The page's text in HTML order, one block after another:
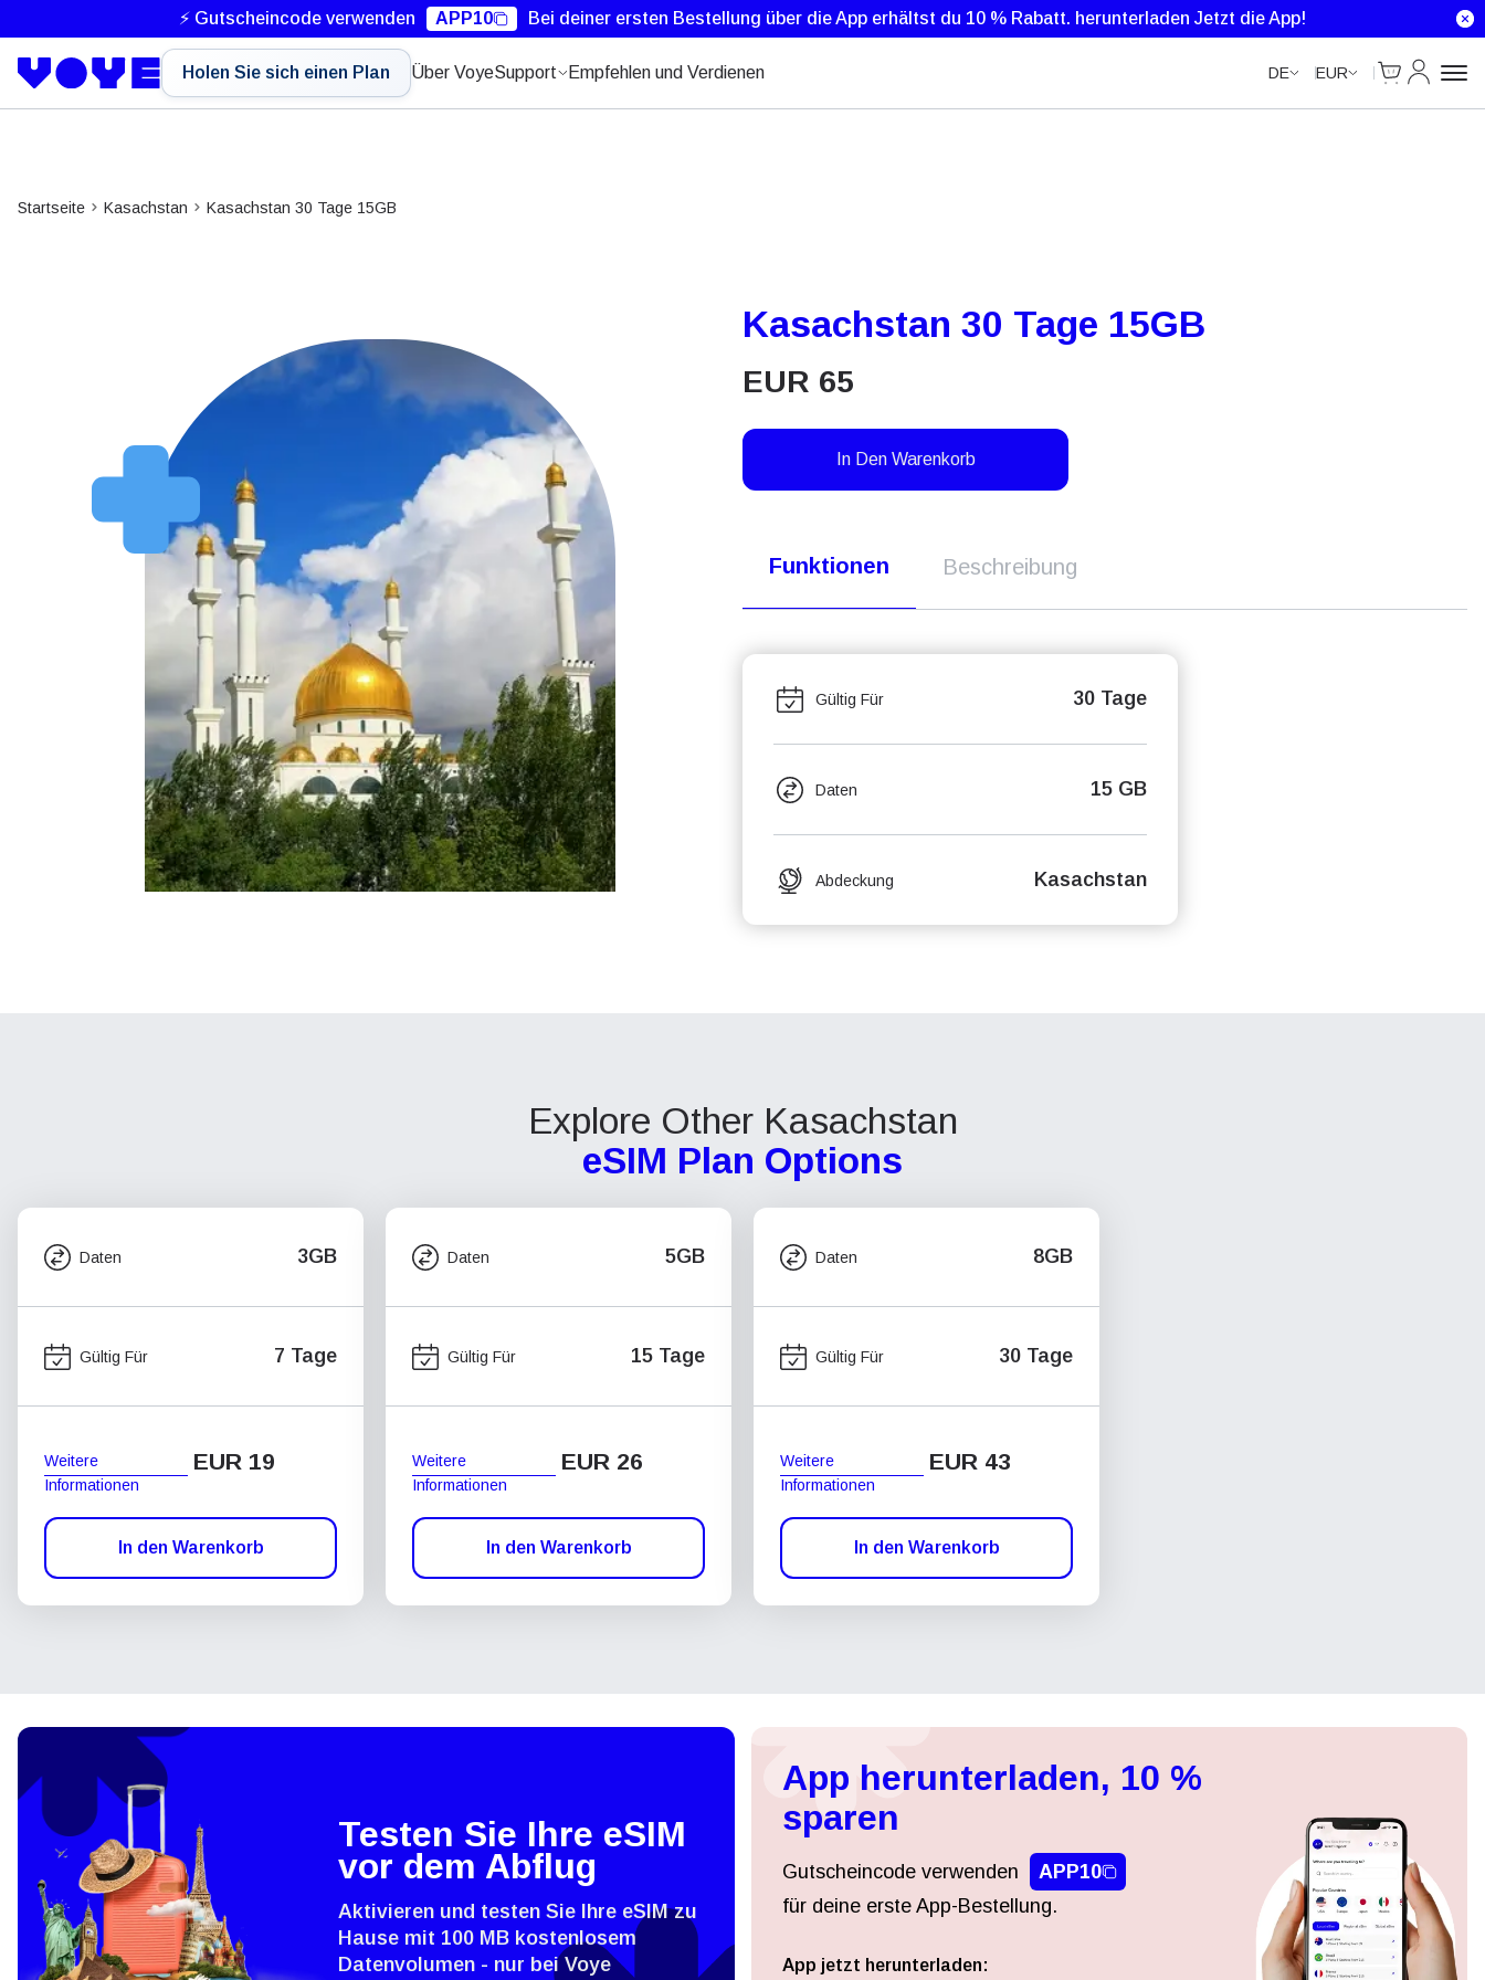
⚡ Gutscheincode verwenden APP10 Bei deiner ersten Bestellung über die App erhältst du 10 % Rabatt. herunterladen Jetzt die App!
Holen Sie sich einen Plan Über VoyeSupport Empfehlen und Verdienen DE EUR
Cart
Mein
Startseite Kasachstan Kasachstan 30 Tage 15GB
Kasachstan 30 Tage 15GB
EUR 65
In Den Warenkorb
Funktionen Beschreibung
Gültig Für 30 Tage
Daten 15 GB
Abdeckung Kasachstan
Explore Other Kasachstan
eSIM Plan Options
Daten 3GB
Gültig Für 7 Tage
Weitere
Informationen
EUR 19
In den Warenkorb
Daten 5GB
Gültig Für 15 Tage
Weitere
Informationen
EUR 26
In den Warenkorb
Daten 8GB
Gültig Für 30 Tage
Weitere
Informationen
EUR 43
In den Warenkorb
Testen Sie Ihre eSIM
vor dem Abflug
Aktivieren und testen Sie Ihre eSIM zu
Hause mit 100 MB kostenlosem
Datenvolumen - nur bei Voye
App herunterladen, 10 %
sparen
Gutscheincode verwenden
APP10
für deine erste App-Bestellung.
App jetzt herunterladen: